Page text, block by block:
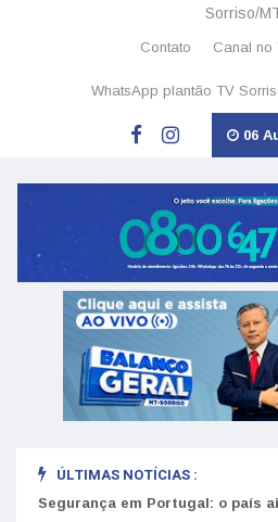
Sorriso/
Contato Canal no
WhatsApp plantão TV
06
ÚLTIMAS NOTÍCIAS :
Segurança em Portugal: o país